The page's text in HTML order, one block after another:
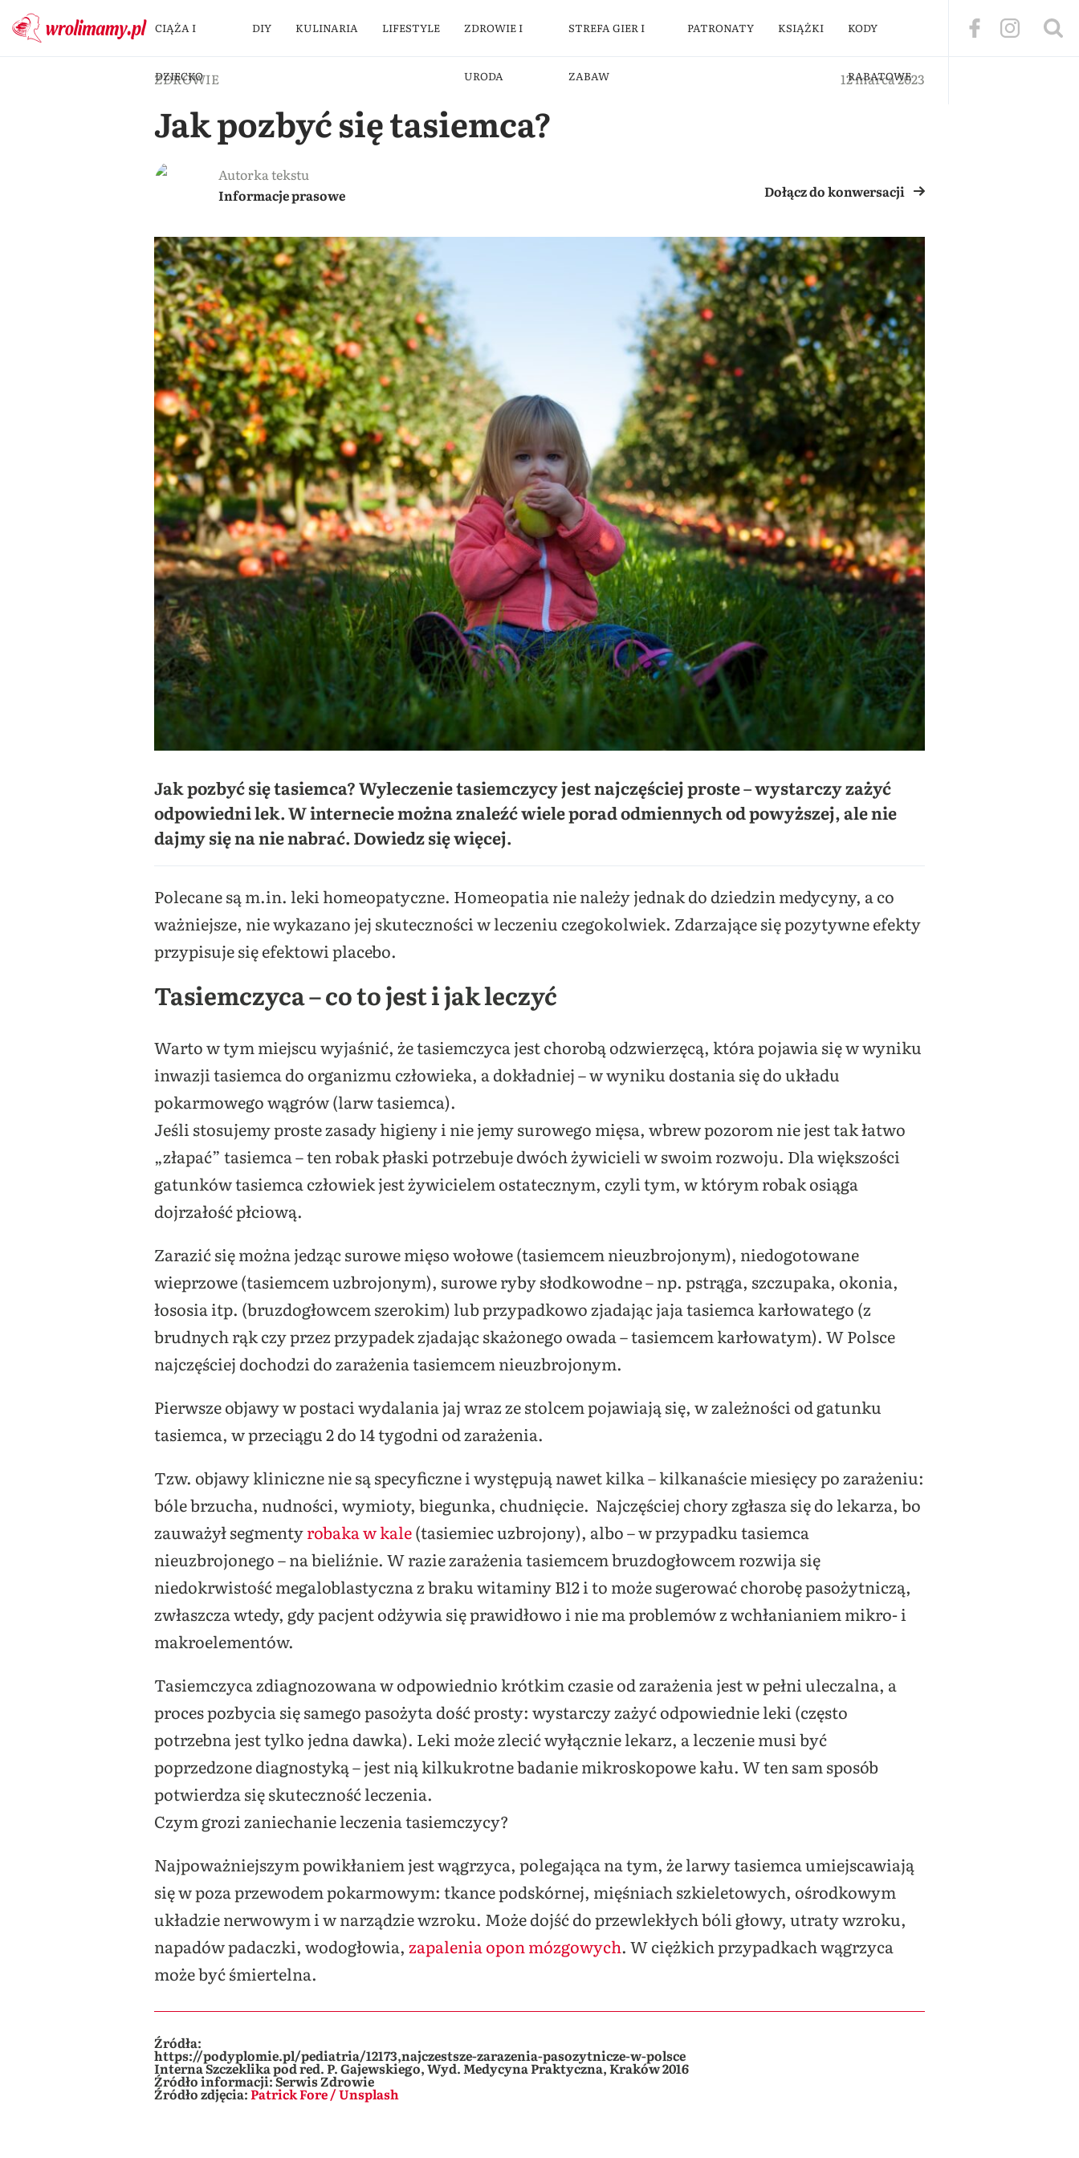
CIĄŻA I
DZIECKO
DIY KULINARIA LIFESTYLE ZDROWIE I
URODA
STREFA GIER I
ZABAW
PATRONATY KSIĄŻKI KODY
RABATOWE
ZDROWIE 12 marca 2023
Jak pozbyć się tasiemca?
Autorka tekstu
Informacje prasowe
Dołącz do konwersacji
Jak pozbyć się tasiemca? Wyleczenie tasiemczycy jest najczęściej proste – wystarczy zażyć
odpowiedni lek. W internecie można znaleźć wiele porad odmiennych od powyższej, ale nie
dajmy się na nie nabrać. Dowiedz się więcej.
Polecane są m.in. leki homeopatyczne. Homeopatia nie należy jednak do dziedzin medycyny, a co
ważniejsze, nie wykazano jej skuteczności w leczeniu czegokolwiek. Zdarzające się pozytywne efekty
przypisuje się efektowi placebo.
Tasiemczyca – co to jest i jak leczyć
Warto w tym miejscu wyjaśnić, że tasiemczyca jest chorobą odzwierzęcą, która pojawia się w wyniku
inwazji tasiemca do organizmu człowieka, a dokładniej – w wyniku dostania się do układu
pokarmowego wągrów (larw tasiemca).
Jeśli stosujemy proste zasady higieny i nie jemy surowego mięsa, wbrew pozorom nie jest tak łatwo
„złapać” tasiemca – ten robak płaski potrzebuje dwóch żywicieli w swoim rozwoju. Dla większości
gatunków tasiemca człowiek jest żywicielem ostatecznym, czyli tym, w którym robak osiąga
dojrzałość płciową.
Zarazić się można jedząc surowe mięso wołowe (tasiemcem nieuzbrojonym), niedogotowane
wieprzowe (tasiemcem uzbrojonym), surowe ryby słodkowodne – np. pstrąga, szczupaka, okonia,
łososia itp. (bruzdogłowcem szerokim) lub przypadkowo zjadając jaja tasiemca karłowatego (z
brudnych rąk czy przez przypadek zjadając skażonego owada – tasiemcem karłowatym). W Polsce
najczęściej dochodzi do zarażenia tasiemcem nieuzbrojonym.
Pierwsze objawy w postaci wydalania jaj wraz ze stolcem pojawiają się, w zależności od gatunku
tasiemca, w przeciągu 2 do 14 tygodni od zarażenia.
Tzw. objawy kliniczne nie są specyficzne i występują nawet kilka – kilkanaście miesięcy po zarażeniu:
bóle brzucha, nudności, wymioty, biegunka, chudnięcie. Najczęściej chory zgłasza się do lekarza, bo
zauważył segmentyrobaka w kale(tasiemiec uzbrojony), albo – w przypadku tasiemca
nieuzbrojonego – na bieliźnie. W razie zarażenia tasiemcem bruzdogłowcem rozwija się
niedokrwistość megaloblastyczna z braku witaminy B12 i to może sugerować chorobę pasożytniczą,
zwłaszcza wtedy, gdy pacjent odżywia się prawidłowo i nie ma problemów z wchłanianiem mikro- i
makroelementów.
Tasiemczyca zdiagnozowana w odpowiednio krótkim czasie od zarażenia jest w pełni uleczalna, a
proces pozbycia się samego pasożyta dość prosty: wystarczy zażyć odpowiednie leki (często
potrzebna jest tylko jedna dawka). Leki może zlecić wyłącznie lekarz, a leczenie musi być
poprzedzone diagnostyką – jest nią kilkukrotne badanie mikroskopowe kału. W ten sam sposób
potwierdza się skuteczność leczenia.
Czym grozi zaniechanie leczenia tasiemczycy?
Najpoważniejszym powikłaniem jest wągrzyca, polegająca na tym, że larwy tasiemca umiejscawiają
się w poza przewodem pokarmowym: tkance podskórnej, mięśniach szkieletowych, ośrodkowym
układzie nerwowym i w narządzie wzroku. Może dojść do przewlekłych bóli głowy, utraty wzroku,
napadów padaczki, wodogłowia, zapalenia opon mózgowych. W ciężkich przypadkach wągrzyca
może być śmiertelna.
Źródła:
https://podyplomie.pl/pediatria/12173,najczestsze-zarazenia-pasozytnicze-w-polsce
Interna Szczeklika pod red. P. Gajewskiego, Wyd. Medycyna Praktyczna, Kraków 2016
Źródło informacji: Serwis Zdrowie
Źródło zdjęcia:Patrick Fore / Unsplash